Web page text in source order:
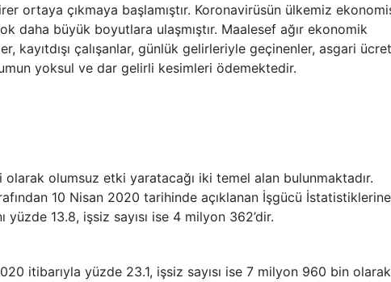
ortaya çıkmaya başlamıştır. Koronavirüsün ülkemiz
daha büyük boyutlara ulaşmıştır. Maalesef ağır ekonomik
kayıtdışı çalışanlar, günlük gelirleriyle geçinenler, asgari
yoksul ve dar gelirli kesimleri ödemektedir.
olarak olumsuz etki yaratacağı iki temel alan bulunmaktadır.
10 Nisan 2020 tarihinde açıklanan İşgücü İstatistiklerine
13.8, işsiz sayısı ise 4 milyon 362’dir.
itibarıyla yüzde 23.1, işsiz sayısı ise 7 milyon 960 bin olarak